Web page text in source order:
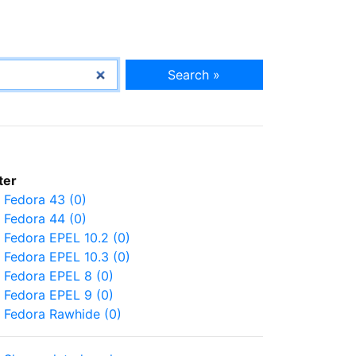
Search »
Fedora 43 (0)
Fedora 44 (0)
Fedora EPEL 10.2 (0)
Fedora EPEL 10.3 (0)
Fedora EPEL 8 (0)
Fedora EPEL 9 (0)
Fedora Rawhide (0)